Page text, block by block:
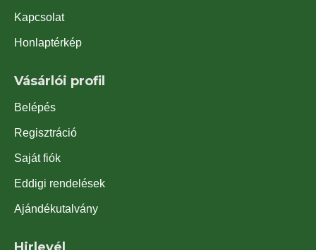
Kapcsolat
Honlaptérkép
Vásárlói profil
Belépés
Regisztráció
Saját fiók
Eddigi rendelések
Ajándékutalvány